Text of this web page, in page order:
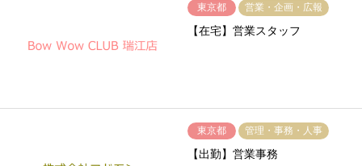
東京都 営業・企画・広報
【在宅】営業スタッフ
東京都 管理・事務・人事
【出勤】営業事務